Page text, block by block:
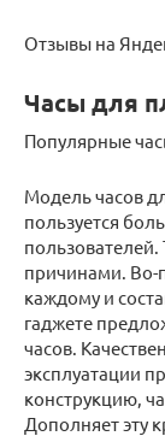
Отзывы на
Часы для
Популярные
Модель часов
пользуется
причинами. Во-
каждому и
гаджете
часов.
эксплуатации
конструкцию,
Дополняет эту